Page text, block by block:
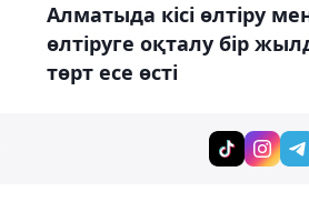
Алматыда кісі өлтіру
өлтіруге оқталу бір
төрт есе өсті